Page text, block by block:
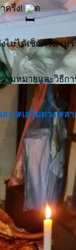
ครึ่ง! ด
งไม่ได้เช็กดวง!
มหมายและวิธีก
อน#เสริมดวง #ส